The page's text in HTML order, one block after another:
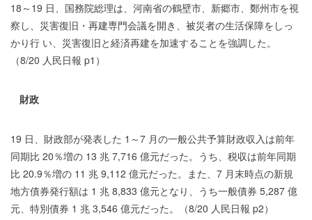
18～19 日、国務院総理は、河南省の鶴壁市、新郷市、鄭州市を視
察し、災害復旧・再建専門会議を開き、被災者の生活保障をしっ
かり行 い、災害復旧と経済再建を加速することを強調した。
（8/20 人民日報 p1）
財政
19 日、財政部が発表した 1～7 月の一般公共予算財政収入は前年
同期比 20％増の 13 兆 7,716 億元だった。うち、税収は前年同期
比 20.9％増の 11 兆 9,112 億元だった。また、7 月末時点の新規
地方債券発行額は 1 兆 8,833 億元となり、うち一般債券 5,287 億
元、特別債券 1 兆 3,546 億元だった。（8/20 人民日報 p2）